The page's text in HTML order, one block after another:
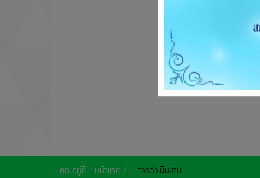
คุณอยู่ที่: หน้าแรก การดำเนินงาน